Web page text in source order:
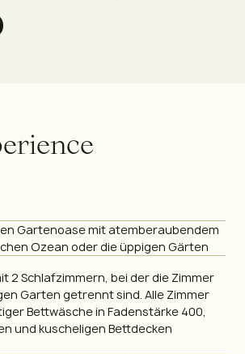
erience
Gartenoase mit atemberaubendem
Ozean oder die üppigen Gärten
2 Schlafzimmern, bei der die Zimmer
Garten getrennt sind. Alle Zimmer
Bettwäsche in Fadenstärke 400,
und kuscheligen Bettdecken